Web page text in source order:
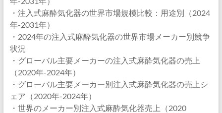
・注入式麻酔気化器の世界市場規模比較：用途別（2024
年-2031年）
・2024年の注入式麻酔気化器の世界市場メーカー別競争
状況
・グローバル主要メーカーの注入式麻酔気化器の売上
（2020年-2024年）
・グローバル主要メーカー別注入式麻酔気化器の売上シ
ェア（2020年-2024年）
・世界のメーカー別注入式麻酔気化器売上（2020